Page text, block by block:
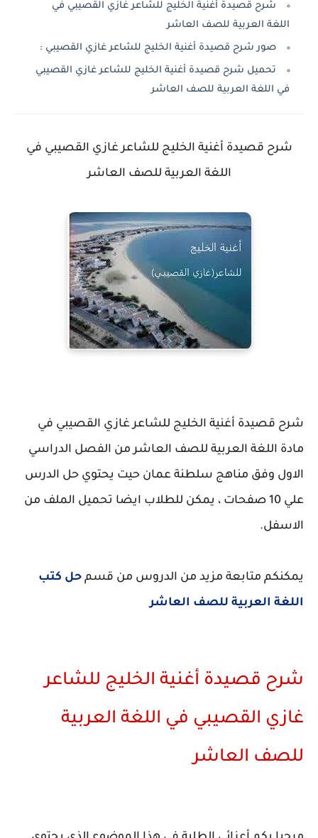
شرح قصيدة أغنية الخليج للشاعر غازي القصيبي في
اللغة العربية للصف العاشر
صور شرح قصيدة أغنية الخليج للشاعر غازي القصيبي :
تحميل شرح قصيدة أغنية الخليج للشاعر غازي القصيبي
في اللغة العربية للصف العاشر
شرح قصيدة أغنية الخليج للشاعر غازي القصيبي في
اللغة العربية للصف العاشر
شرح قصيدة أغنية الخليج للشاعر غازي القصيبي في
مادة اللغة العربية للصف العاشر من الفصل الدراسي
الاول وفق مناهج سلطنة عمان حيت يحتوي حل الدرس
علي 10 صفحات ، يمكن للطلاب ايضا تحميل الملف من
الاسفل.
يمكنكم متابعة مزيد من الدروس من قسم حل كتب
اللغة العربية للصف العاشر
شرح قصيدة أغنية الخليج للشاعر
غازي القصيبي في اللغة العربية
للصف العاشر